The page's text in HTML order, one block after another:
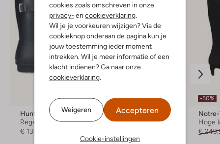
cookies zoals omschreven in onze
privacy- en cookieverklaring
Wil je je voorkeuren wijzigen? Via de
cookieknop onderaan de pagina kun je
jouw toestemming ieder moment
intrekken. Wil je meer informatie of een
klacht indienen? Ga naar onze
cookieverklaring
Weigeren Accepteren
Cookie-instellingen
Hunter
Regenlaarzen
€ 134,95
-40%
Toral
Hoge laarzen
-50%
Hoge
€